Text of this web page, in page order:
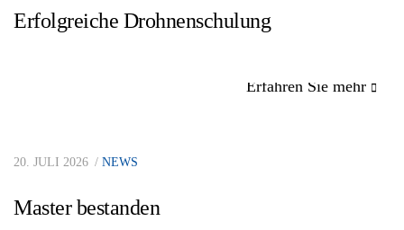
Erfolgreiche Drohnenschulung
Erfahren Sie mehr
20. JULI 2026 NEWS
Master bestanden